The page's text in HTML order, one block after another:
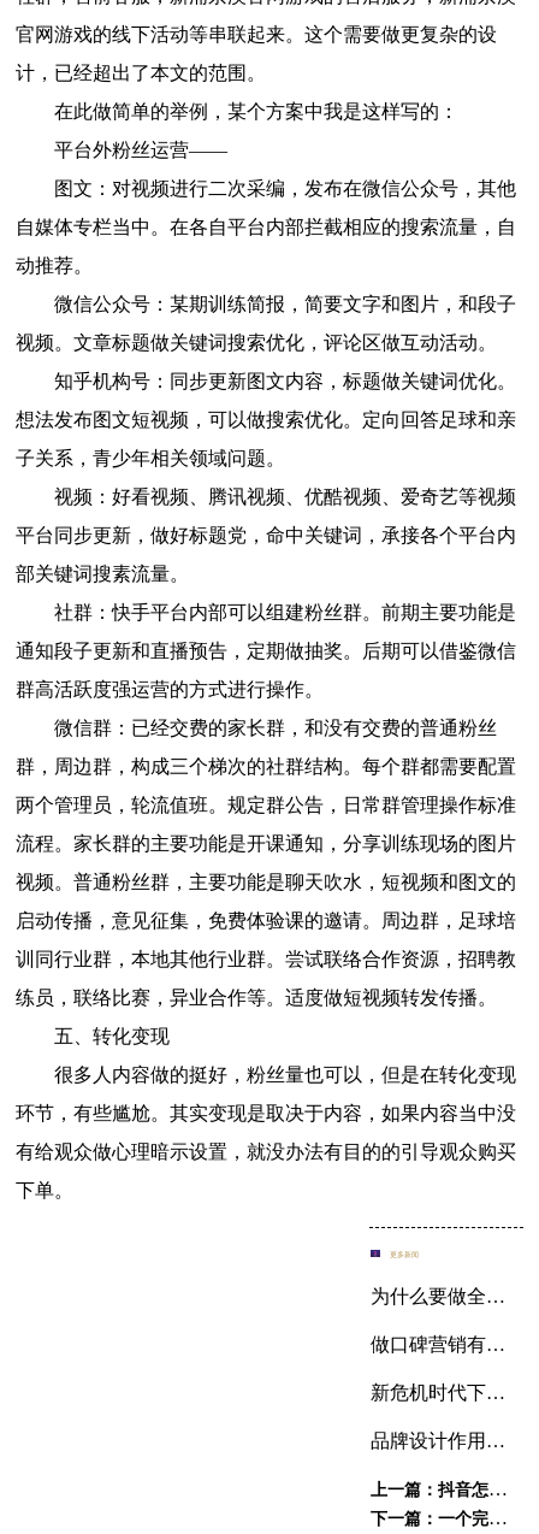
官网游戏的线下活动等串联起来。这个需要做更复杂的设
计，已经超出了本文的范围。
在此做简单的举例，某个方案中我是这样写的：
平台外粉丝运营——
图文：对视频进行二次采编，发布在微信公众号，其他
自媒体专栏当中。在各自平台内部拦截相应的搜索流量，自
动推荐。
微信公众号：某期训练简报，简要文字和图片，和段子
视频。文章标题做关键词搜索优化，评论区做互动活动。
知乎机构号：同步更新图文内容，标题做关键词优化。
想法发布图文短视频，可以做搜索优化。定向回答足球和亲
子关系，青少年相关领域问题。
视频：好看视频、腾讯视频、优酷视频、爱奇艺等视频
平台同步更新，做好标题党，命中关键词，承接各个平台内
部关键词搜素流量。
社群：快手平台内部可以组建粉丝群。前期主要功能是
通知段子更新和直播预告，定期做抽奖。后期可以借鉴微信
群高活跃度强运营的方式进行操作。
微信群：已经交费的家长群，和没有交费的普通粉丝
群，周边群，构成三个梯次的社群结构。每个群都需要配置
两个管理员，轮流值班。规定群公告，日常群管理操作标准
流程。家长群的主要功能是开课通知，分享训练现场的图片
视频。普通粉丝群，主要功能是聊天吹水，短视频和图文的
启动传播，意见征集，免费体验课的邀请。周边群，足球培
训同行业群，本地其他行业群。尝试联络合作资源，招聘教
练员，联络比赛，异业合作等。适度做短视频转发传播。
五、转化变现
很多人内容做的挺好，粉丝量也可以，但是在转化变现
环节，有些尴尬。其实变现是取决于内容，如果内容当中没
有给观众做心理暗示设置，就没办法有目的的引导观众购买
下单。
更多新闻
为什么要做全网推广整合营销
做口碑营销有哪些好的方法？
新危机时代下的品牌公关
品牌设计作用在哪
上一篇：抖音怎样运营？
下一篇：一个完整的新媒体营销推广方案